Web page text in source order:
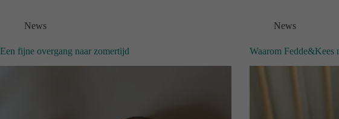
News
Een fijne overgang naar zomertijd
News
Waarom Fedde&Kees